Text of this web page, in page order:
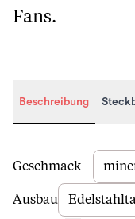
Fans.
Beschreibung
Beschreibung
Geschmack
Ausbau